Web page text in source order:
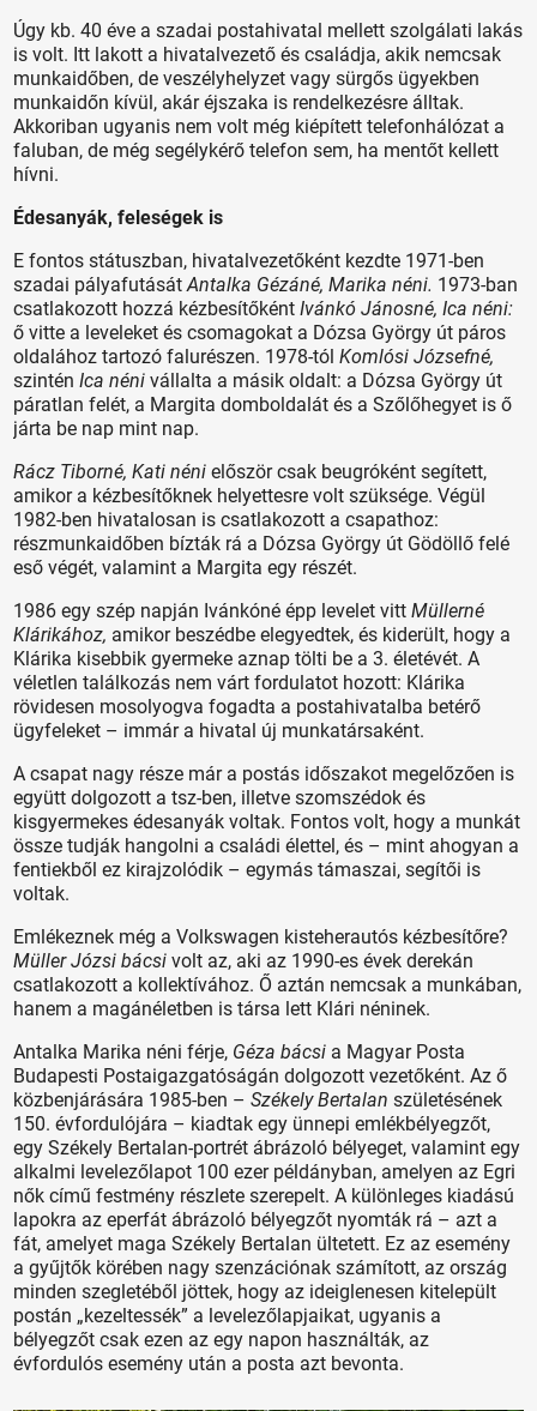
Úgy kb. 40 éve a szadai postahivatal mellett szolgálati lakás
is volt. Itt lakott a hivatalvezető és családja, akik nemcsak
munkaidőben, de veszélyhelyzet vagy sürgős ügyekben
munkaidőn kívül, akár éjszaka is rendelkezésre álltak.
Akkoriban ugyanis nem volt még kiépített telefonhálózat a
faluban, de még segélykérő telefon sem, ha mentőt kellett
hívni.
Édesanyák, feleségek is
E fontos státuszban, hivatalvezetőként kezdte 1971-ben
szadai pályafutásátAntalka Gézáné, Marika néni. 1973-ban
csatlakozott hozzá kézbesítőkéntIvánkó Jánosné, Ica néni:
ő vitte a leveleket és csomagokat a Dózsa György út páros
oldalához tartozó falurészen. 1978-tólKomlósi Józsefné,
szinténIca néni vállalta a másik oldalt: a Dózsa György út
páratlan felét, a Margita domboldalát és a Szőlőhegyet is ő
járta be nap mint nap.
Rácz Tiborné, Kati néni először csak beugróként segített,
amikor a kézbesítőknek helyettesre volt szüksége. Végül
1982-ben hivatalosan is csatlakozott a csapathoz:
részmunkaidőben bízták rá a Dózsa György út Gödöllő felé
eső végét, valamint a Margita egy részét.
1986 egy szép napján Ivánkóné épp levelet vittMüllerné
Klárikához, amikor beszédbe elegyedtek, és kiderült, hogy a
Klárika kisebbik gyermeke aznap tölti be a 3. életévét. A
véletlen találkozás nem várt fordulatot hozott: Klárika
rövidesen mosolyogva fogadta a postahivatalba betérő
ügyfeleket – immár a hivatal új munkatársaként.
A csapat nagy része már a postás időszakot megelőzően is
együtt dolgozott a tsz-ben, illetve szomszédok és
kisgyermekes édesanyák voltak. Fontos volt, hogy a munkát
össze tudják hangolni a családi élettel, és – mint ahogyan a
fentiekből ez kirajzolódik – egymás támaszai, segítői is
voltak.
Emlékeznek még a Volkswagen kisteherautós kézbesítőre?
Müller Józsi bácsi volt az, aki az 1990-es évek derekán
csatlakozott a kollektívához. Ő aztán nemcsak a munkában,
hanem a magánéletben is társa lett Klári néninek.
Antalka Marika néni férje, Géza bácsi a Magyar Posta
Budapesti Postaigazgatóságán dolgozott vezetőként. Az ő
közbenjárására 1985-ben –Székely Bertalan születésének
150. évfordulójára – kiadtak egy ünnepi emlékbélyegzőt,
egy Székely Bertalan-portrét ábrázoló bélyeget, valamint egy
alkalmi levelezőlapot 100 ezer példányban, amelyen az Egri
nők című festmény részlete szerepelt. A különleges kiadású
lapokra az eperfát ábrázoló bélyegzőt nyomták rá – azt a
fát, amelyet maga Székely Bertalan ültetett. Ez az esemény
a gyűjtők körében nagy szenzációnak számított, az ország
minden szegletéből jöttek, hogy az ideiglenesen kitelepült
postán „kezeltessék” a levelezőlapjaikat, ugyanis a
bélyegzőt csak ezen az egy napon használták, az
évfordulós esemény után a posta azt bevonta.